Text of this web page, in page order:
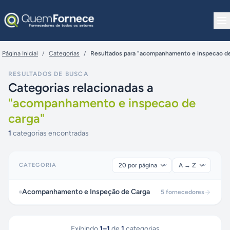
Página Inicial / Categorias / Resultados para "acompanhamento e inspecao
RESULTADOS DE BUSCA
Categorias relacionadas a
"acompanhamento e inspecao de
carga"
1 categorias encontradas
CATEGORIA
Acompanhamento e Inspeção de Carga 5 fornecedores